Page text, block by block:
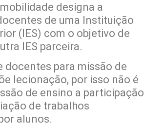
designa a
de uma Instituição
(IES) com o objetivo de
IES parceira.
docentes para missão de
lecionação, por isso não é
de ensino a participação
de trabalhos
alunos.